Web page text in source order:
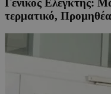
τερματικό,